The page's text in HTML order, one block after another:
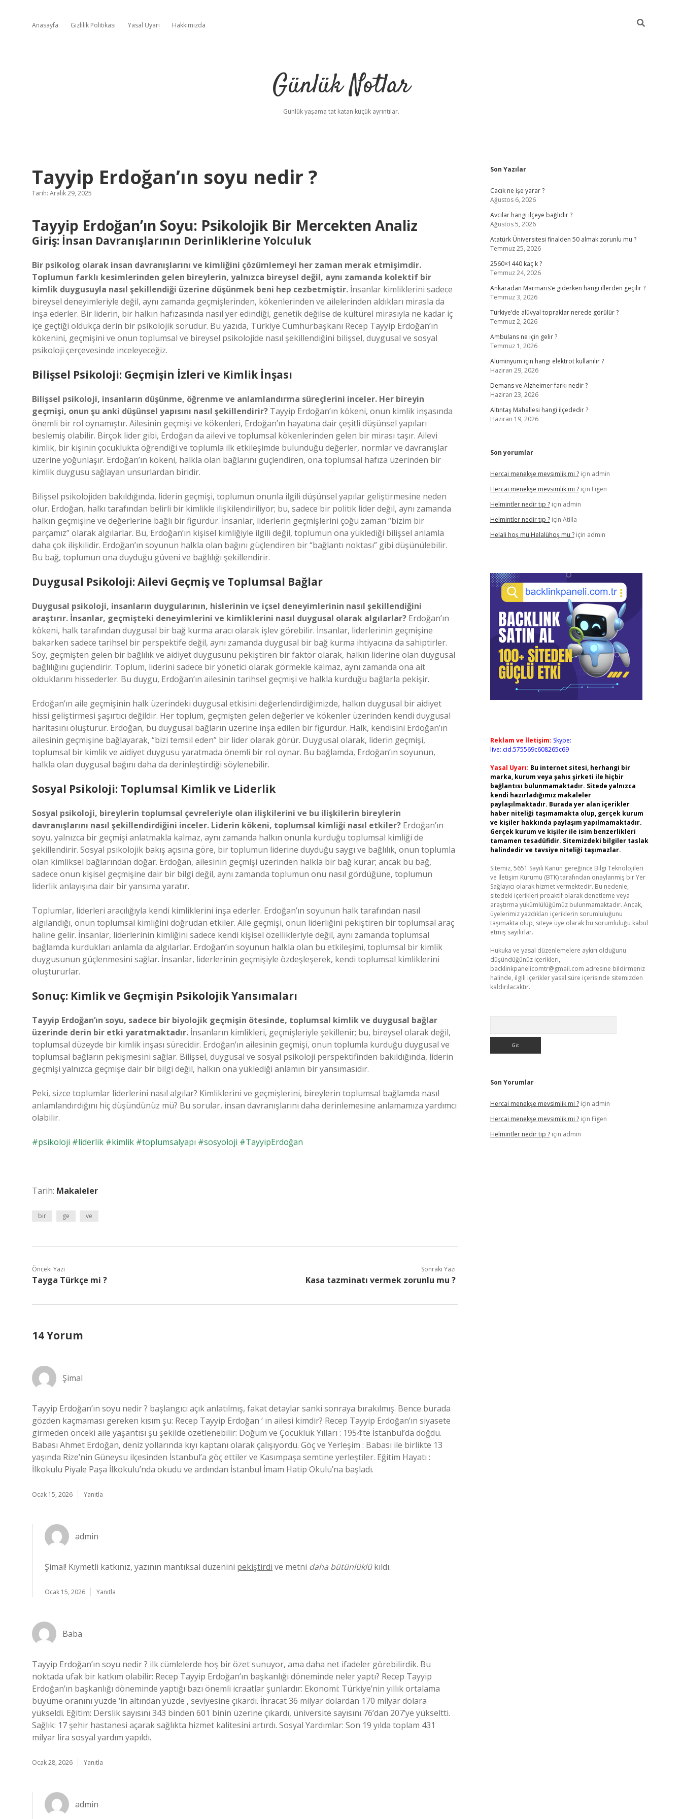
Anasayfa Gizlilik Politikası Yasal Uyarı Hakkımızda
Günlük Notlar
Günlük yaşama tat katan küçük ayrıntılar.
Tayyip Erdoğan’ın soyu nedir ?
Tarih: Aralık 29, 2025
Tayyip Erdoğan’ın Soyu: Psikolojik Bir Mercekten Analiz
Giriş: İnsan Davranışlarının Derinliklerine Yolculuk
Bir psikolog olarak insan davranışlarını ve kimliğini çözümlemeyi her zaman merak etmişimdir.
Toplumun farklı kesimlerinden gelen bireylerin, yalnızca bireysel değil, aynı zamanda kolektif bir
kimlik duygusuyla nasıl şekillendiği üzerine düşünmek beni hep cezbetmiştir. İnsanlar kimliklerini sadece
bireysel deneyimleriyle değil, aynı zamanda geçmişlerinden, kökenlerinden ve ailelerinden aldıkları mirasla da
inşa ederler. Bir liderin, bir halkın hafızasında nasıl yer edindiği, genetik değilse de kültürel mirasıyla ne kadar iç
içe geçtiği oldukça derin bir psikolojik sorudur. Bu yazıda, Türkiye Cumhurbaşkanı Recep Tayyip Erdoğan’ın
kökenini, geçmişini ve onun toplumsal ve bireysel psikolojide nasıl şekillendiğini bilişsel, duygusal ve sosyal
psikoloji çerçevesinde inceleyeceğiz.
Bilişsel Psikoloji: Geçmişin İzleri ve Kimlik İnşası
Bilişsel psikoloji, insanların düşünme, öğrenme ve anlamlandırma süreçlerini inceler. Her bireyin
geçmişi, onun şu anki düşünsel yapısını nasıl şekillendirir? Tayyip Erdoğan’ın kökeni, onun kimlik inşasında
önemli bir rol oynamıştır. Ailesinin geçmişi ve kökenleri, Erdoğan’ın hayatına dair çeşitli düşünsel yapıları
beslemiş olabilir. Birçok lider gibi, Erdoğan da ailevi ve toplumsal kökenlerinden gelen bir mirası taşır. Ailevi
kimlik, bir kişinin çocuklukta öğrendiği ve toplumla ilk etkileşimde bulunduğu değerler, normlar ve davranışlar
üzerine yoğunlaşır. Erdoğan’ın kökeni, halkla olan bağlarını güçlendiren, ona toplumsal hafıza üzerinden bir
kimlik duygusu sağlayan unsurlardan biridir.
Bilişsel psikolojiden bakıldığında, liderin geçmişi, toplumun onunla ilgili düşünsel yapılar geliştirmesine neden
olur. Erdoğan, halkı tarafından belirli bir kimlikle ilişkilendiriliyor; bu, sadece bir politik lider değil, aynı zamanda
halkın geçmişine ve değerlerine bağlı bir figürdür. İnsanlar, liderlerin geçmişlerini çoğu zaman “bizim bir
parçamız” olarak algılarlar. Bu, Erdoğan’ın kişisel kimliğiyle ilgili değil, toplumun ona yüklediği bilişsel anlamla
daha çok ilişkilidir. Erdoğan’ın soyunun halkla olan bağını güçlendiren bir “bağlantı noktası” gibi düşünülebilir.
Bu bağ, toplumun ona duyduğu güveni ve bağlılığı şekillendirir.
Duygusal Psikoloji: Ailevi Geçmiş ve Toplumsal Bağlar
Duygusal psikoloji, insanların duygularının, hislerinin ve içsel deneyimlerinin nasıl şekillendiğini
araştırır. İnsanlar, geçmişteki deneyimlerini ve kimliklerini nasıl duygusal olarak algılarlar? Erdoğan’ın
kökeni, halk tarafından duygusal bir bağ kurma aracı olarak işlev görebilir. İnsanlar, liderlerinin geçmişine
bakarken sadece tarihsel bir perspektife değil, aynı zamanda duygusal bir bağ kurma ihtiyacına da sahiptirler.
Soy, geçmişten gelen bir bağlılık ve aidiyet duygusunu pekiştiren bir faktör olarak, halkın liderine olan duygusal
bağlılığını güçlendirir. Toplum, liderini sadece bir yönetici olarak görmekle kalmaz, aynı zamanda ona ait
olduklarını hissederler. Bu duygu, Erdoğan’ın ailesinin tarihsel geçmişi ve halkla kurduğu bağlarla pekişir.
Erdoğan’ın aile geçmişinin halk üzerindeki duygusal etkisini değerlendirdiğimizde, halkın duygusal bir aidiyet
hissi geliştirmesi şaşırtıcı değildir. Her toplum, geçmişten gelen değerler ve kökenler üzerinden kendi duygusal
haritasını oluşturur. Erdoğan, bu duygusal bağların üzerine inşa edilen bir figürdür. Halk, kendisini Erdoğan’ın
ailesinin geçmişine bağlayarak, “bizi temsil eden” bir lider olarak görür. Duygusal olarak, liderin geçmişi,
toplumsal bir kimlik ve aidiyet duygusu yaratmada önemli bir rol oynar. Bu bağlamda, Erdoğan’ın soyunun,
halkla olan duygusal bağını daha da derinleştirdiği söylenebilir.
Sosyal Psikoloji: Toplumsal Kimlik ve Liderlik
Sosyal psikoloji, bireylerin toplumsal çevreleriyle olan ilişkilerini ve bu ilişkilerin bireylerin
davranışlarını nasıl şekillendirdiğini inceler. Liderin kökeni, toplumsal kimliği nasıl etkiler? Erdoğan’ın
soyu, yalnızca bir geçmişi anlatmakla kalmaz, aynı zamanda halkın onunla kurduğu toplumsal kimliği de
şekillendirir. Sosyal psikolojik bakış açısına göre, bir toplumun liderine duyduğu saygı ve bağlılık, onun toplumla
olan kimliksel bağlarından doğar. Erdoğan, ailesinin geçmişi üzerinden halkla bir bağ kurar; ancak bu bağ,
sadece onun kişisel geçmişine dair bir bilgi değil, aynı zamanda toplumun onu nasıl gördüğüne, toplumun
liderlik anlayışına dair bir yansıma yaratır.
Toplumlar, liderleri aracılığıyla kendi kimliklerini inşa ederler. Erdoğan’ın soyunun halk tarafından nasıl
algılandığı, onun toplumsal kimliğini doğrudan etkiler. Aile geçmişi, onun liderliğini pekiştiren bir toplumsal araç
haline gelir. İnsanlar, liderlerinin kimliğini sadece kendi kişisel özellikleriyle değil, aynı zamanda toplumsal
bağlamda kurdukları anlamla da algılarlar. Erdoğan’ın soyunun halkla olan bu etkileşimi, toplumsal bir kimlik
duygusunun güçlenmesini sağlar. İnsanlar, liderlerinin geçmişiyle özdeşleşerek, kendi toplumsal kimliklerini
oluştururlar.
Sonuç: Kimlik ve Geçmişin Psikolojik Yansımaları
Tayyip Erdoğan’ın soyu, sadece bir biyolojik geçmişin ötesinde, toplumsal kimlik ve duygusal bağlar
üzerinde derin bir etki yaratmaktadır. İnsanların kimlikleri, geçmişleriyle şekillenir; bu, bireysel olarak değil,
toplumsal düzeyde bir kimlik inşası sürecidir. Erdoğan’ın ailesinin geçmişi, onun toplumla kurduğu duygusal ve
toplumsal bağların pekişmesini sağlar. Bilişsel, duygusal ve sosyal psikoloji perspektifinden bakıldığında, liderin
geçmişi yalnızca geçmişe dair bir bilgi değil, halkın ona yüklediği anlamın bir yansımasıdır.
Peki, sizce toplumlar liderlerini nasıl algılar? Kimliklerini ve geçmişlerini, bireylerin toplumsal bağlamda nasıl
anlamlandırdığını hiç düşündünüz mü? Bu sorular, insan davranışlarını daha derinlemesine anlamamıza yardımcı
olabilir.
#psikoloji #liderlik #kimlik #toplumsalyapı #sosyoloji #TayyipErdoğan
Tarih: Makaleler
bir ge ve
Önceki Yazı
Tayga Türkçe mi ?
Sonraki Yazı
Kasa tazminatı vermek zorunlu mu ?
14 Yorum
Şimal
Tayyip Erdoğan’ın soyu nedir ? başlangıcı açık anlatılmış, fakat detaylar sanki sonraya bırakılmış. Bence burada
gözden kaçmaması gereken kısım şu: Recep Tayyip Erdoğan ‘ ın ailesi kimdir? Recep Tayyip Erdoğan’ın siyasete
girmeden önceki aile yaşantısı şu şekilde özetlenebilir: Doğum ve Çocukluk Yılları : 1954’te İstanbul’da doğdu.
Babası Ahmet Erdoğan, deniz yollarında kıyı kaptanı olarak çalışıyordu. Göç ve Yerleşim : Babası ile birlikte 13
yaşında Rize’nin Güneysu ilçesinden İstanbul’a göç ettiler ve Kasımpaşa semtine yerleştiler. Eğitim Hayatı :
İlkokulu Piyale Paşa İlkokulu’nda okudu ve ardından İstanbul İmam Hatip Okulu’na başladı.
Ocak 15, 2026 Yanıtla
admin
Şimal! Kıymetli katkınız, yazının mantıksal düzenini pekiştirdi ve metni daha bütünlüklükıldı.
Ocak 15, 2026 Yanıtla
Baba
Tayyip Erdoğan’ın soyu nedir ? ilk cümlelerde hoş bir özet sunuyor, ama daha net ifadeler görebilirdik. Bu
noktada ufak bir katkım olabilir: Recep Tayyip Erdoğan’ın başkanlığı döneminde neler yaptı? Recep Tayyip
Erdoğan’ın başkanlığı döneminde yaptığı bazı önemli icraatlar şunlardır: Ekonomi: Türkiye’nin yıllık ortalama
büyüme oranını yüzde ‘in altından yüzde , seviyesine çıkardı. İhracat 36 milyar dolardan 170 milyar dolara
yükseldi. Eğitim: Derslik sayısını 343 binden 601 binin üzerine çıkardı, üniversite sayısını 76’dan 207’ye yükseltti.
Sağlık: 17 şehir hastanesi açarak sağlıkta hizmet kalitesini artırdı. Sosyal Yardımlar: Son 19 yılda toplam 431
milyar lira sosyal yardım yapıldı.
Ocak 28, 2026 Yanıtla
admin
Sidebar
Son Yazılar
Cacık ne işe yarar ?
Ağustos 6, 2026
Avcılar hangi ilçeye bağlıdır ?
Ağustos 5, 2026
Atatürk Üniversitesi finalden 50 almak zorunlu mu ?
Temmuz 25, 2026
2560×1440 kaç k ?
Temmuz 24, 2026
Ankaradan Marmaris’e giderken hangi illerden geçilir ?
Temmuz 3, 2026
Türkiye’de alüvyal topraklar nerede görülür ?
Temmuz 2, 2026
Ambulans ne için gelir ?
Temmuz 1, 2026
Alüminyum için hangi elektrot kullanılır ?
Haziran 29, 2026
Demans ve Alzheimer farkı nedir ?
Haziran 23, 2026
Altıntaş Mahallesi hangi ilçededir ?
Haziran 19, 2026
Son yorumlar
Hercai menekşe mevsimlik mi ?için admin
Hercai menekşe mevsimlik mi ?için Figen
Helmintler nedir tıp ?için admin
Helmintler nedir tıp ?için Atilla
Helali hoş mu Helalühoş mu ?için admin
Reklam ve İletişim: Skype:
live:.cid.575569c608265c69
Yasal Uyarı: Bu internet sitesi, herhangi bir
marka, kurum veya şahıs şirketi ile hiçbir
bağlantısı bulunmamaktadır. Sitede yalnızca
kendi hazırladığımız makaleler
paylaşılmaktadır. Burada yer alan içerikler
haber niteliği taşımamakta olup, gerçek kurum
ve kişiler hakkında paylaşım yapılmamaktadır.
Gerçek kurum ve kişiler ile isim benzerlikleri
tamamen tesadüfidir. Sitemizdeki bilgiler taslak
halindedir ve tavsiye niteliği taşımazlar.
Sitemiz, 5651 Sayılı Kanun gereğince Bilgi Teknolojileri
ve İletişim Kurumu (BTK) tarafından onaylanmış bir Yer
Sağlayıcı olarak hizmet vermektedir. Bu nedenle,
sitedeki içerikleri proaktif olarak denetleme veya
araştırma yükümlülüğümüz bulunmamaktadır. Ancak,
üyelerimiz yazdıkları içeriklerin sorumluluğunu
taşımakta olup, siteye üye olarak bu sorumluluğu kabul
etmiş sayılırlar.
Hukuka ve yasal düzenlemelere aykırı olduğunu
düşündüğünüz içerikleri,
backlinkpanelicomtr@gmail.com adresine bildirmeniz
halinde, ilgili içerikler yasal süre içerisinde sitemizden
kaldırılacaktır.
Son Yorumlar
Hercai menekşe mevsimlik mi ?için admin
Hercai menekşe mevsimlik mi ?için Figen
Helmintler nedir tıp ?için admin